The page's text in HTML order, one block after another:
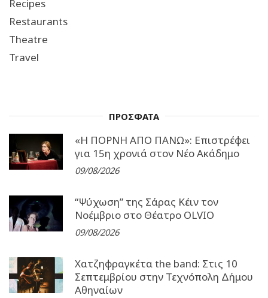
Recipes
Restaurants
Theatre
Travel
ΠΡΟΣΦΑΤΑ
«Η ΠΟΡΝΗ ΑΠΟ ΠΑΝΩ»: Επιστρέφει
για 15η χρονιά στον Νέο Ακάδημο
09/08/2026
“Ψύχωση” της Σάρας Κέιν τον
Νοέμβριο στο Θέατρο OLVIO
09/08/2026
Χατζηφραγκέτα the band: Στις 10
Σεπτεμβρίου στην Τεχνόπολη Δήμου
Αθηναίων